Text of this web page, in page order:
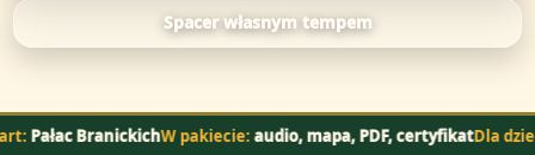
Spacer własnym tempem
BranickichW pakiecie:audio, mapa, PDF, certyfikatDla dzieci:5–12